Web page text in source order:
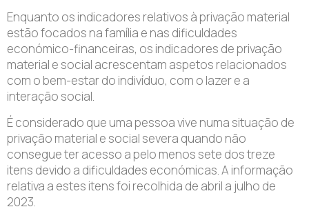
Enquanto os indicadores relativos à privação material
estão focados na família e nas dificuldades
económico-financeiras, os indicadores de privação
material e social acrescentam aspetos relacionados
com o bem-estar do indivíduo, com o lazer e a
interação social.
É considerado que uma pessoa vive numa situação de
privação material e social severa quando não
consegue ter acesso a pelo menos sete dos treze
itens devido a dificuldades económicas. A informação
relativa a estes itens foi recolhida de abril a julho de
2023.